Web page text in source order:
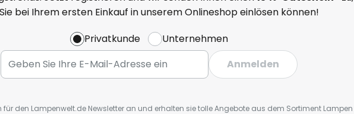
bei Ihrem ersten Einkauf in unserem Onlineshop einlösen können!
Privatkunde
Unternehmen
Anmelden
für den Lampenwelt.de Newsletter an und erhalten sie tolle Angebote aus dem Sortiment Lampen